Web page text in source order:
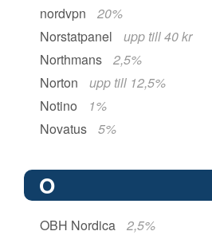
nordvpn
20%
Norstatpanel
upp till 40 kr
Northmans
2,5%
Norton
upp till 12,5%
Notino
1%
Novatus
5%
O
OBH Nordica
2,5%